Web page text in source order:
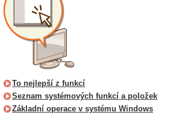
To nejlepší z funkcí
Seznam systémových funkcí a položek
Základní operace v systému Windows